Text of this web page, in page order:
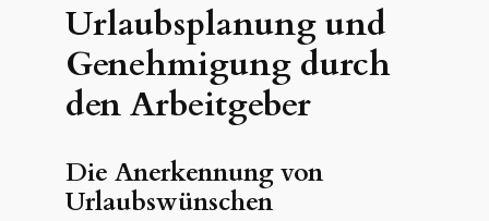
Urlaubsplanung und
Genehmigung durch
den Arbeitgeber
Die Anerkennung von
Urlaubswünschen